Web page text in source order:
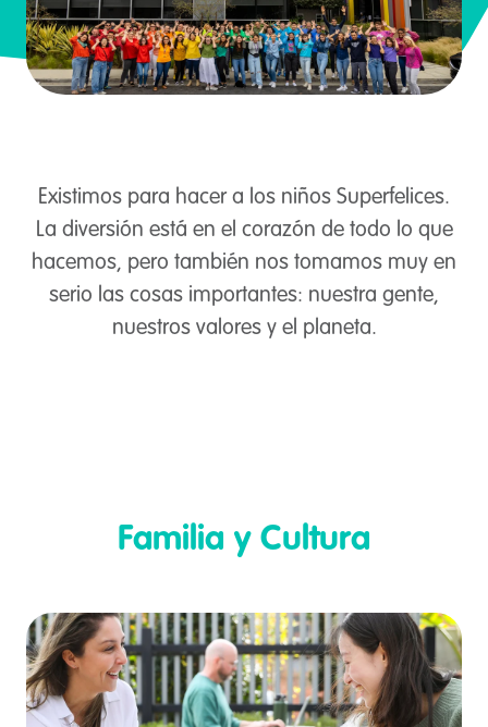
Existimos para hacer a los niños Superfelices.
La diversión está en el corazón de todo lo que
hacemos, pero también nos tomamos muy en
serio las cosas importantes: nuestra gente,
nuestros valores y el planeta.
Familia y Cultura